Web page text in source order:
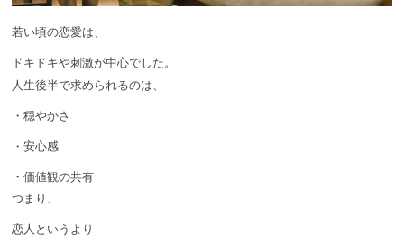
若い頃の恋愛は、
ドキドキや刺激が中心でした。
人生後半で求められるのは、
・穏やかさ
・安心感
・価値観の共有
つまり、
恋人というより